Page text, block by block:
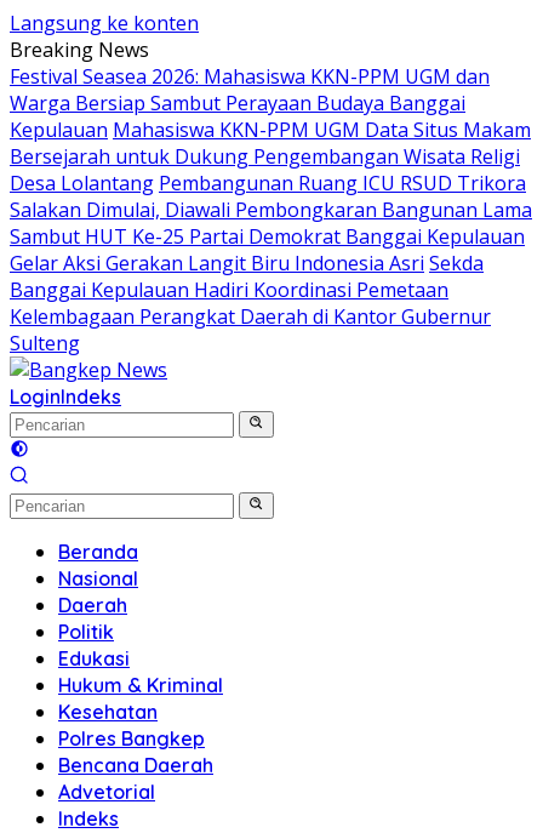
Langsung ke konten
Breaking News
Festival Seasea 2026: Mahasiswa KKN-PPM UGM dan
Warga Bersiap Sambut Perayaan Budaya Banggai
Kepulauan Mahasiswa KKN-PPM UGM Data Situs Makam
Bersejarah untuk Dukung Pengembangan Wisata Religi
Desa Lolantang Pembangunan Ruang ICU RSUD Trikora
Salakan Dimulai, Diawali Pembongkaran Bangunan Lama
Sambut HUT Ke-25 Partai Demokrat Banggai Kepulauan
Gelar Aksi Gerakan Langit Biru Indonesia Asri Sekda
Banggai Kepulauan Hadiri Koordinasi Pemetaan
Kelembagaan Perangkat Daerah di Kantor Gubernur
Sulteng
LoginIndeks
Beranda
Nasional
Daerah
Politik
Edukasi
Hukum & Kriminal
Kesehatan
Polres Bangkep
Bencana Daerah
Advetorial
Indeks